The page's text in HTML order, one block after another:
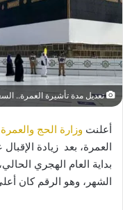
تعديل مدة تأشيرة العمرة..
أعلنت وزارة الحج
العمرة، بعد زيادة
الشهر، وهو الرقم كان